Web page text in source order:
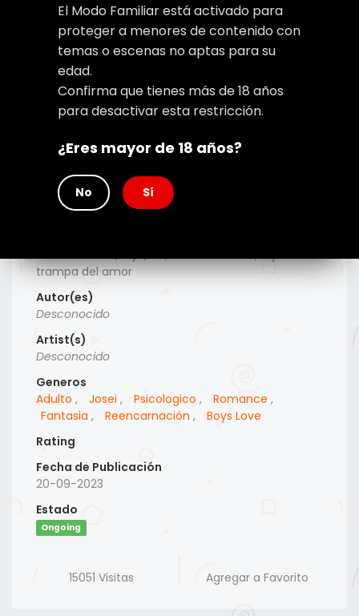
El Modo Familiar está activado para
proteger a menores de contenido con
temas o escenas no aptas para su
edad.
Confirma que tienes más de 18 años
para desactivar esta restricción.
¿Eres mayor de 18 años?
No Sí
Type
Manhwa
Cero and One, 0 y 1, 0과 1 Zero and One, 0 y 1: La
trampa del amor
Autor(es)
Desconocido
Artist(s)
Desconocido
Generos
Adulto , Josei , Psicologico , Romance ,
Fantasia , Reencarnación ,
Boys Love
Rating
Fecha de Publicación
20-09-2023
Estado
Ongoing
15051 Visitas Agregar a Favorito